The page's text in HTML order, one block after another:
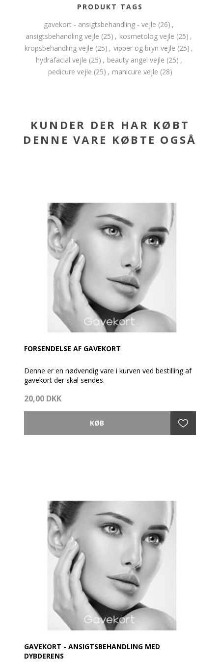
PRODUKT TAGS
gavekort - ansigtsbehandling - vejle (26) ,
ansigtsbehandling vejle (25) , kosmetolog vejle (25) ,
kropsbehandling vejle (25) , vipper og bryn vejle (25) ,
hydrafacial vejle (25) , beauty angel vejle (25) ,
pedicure vejle (25) , manicure vejle (28)
KUNDER DER HAR KØBT
DENNE VARE KØBTE OGSÅ
FORSENDELSE AF GAVEKORT
Denne er en nødvendig vare i kurven ved bestilling af
gavekort der skal sendes.
20,00 DKK
GAVEKORT - ANSIGTSBEHANDLING MED
DYBDERENS